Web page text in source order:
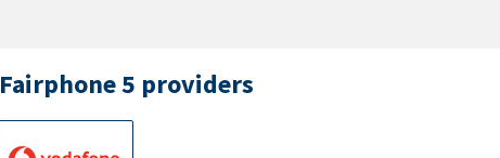
Fairphone 5 providers